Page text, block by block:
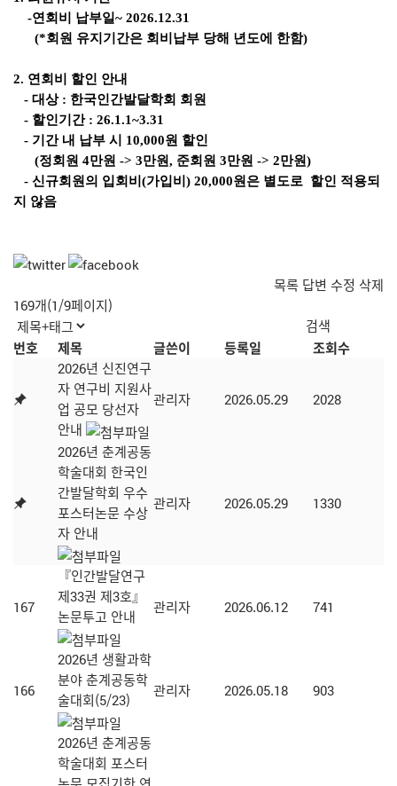
-연회비 납부일~ 2026.12.31
(*회원 유지기간은 회비납부 당해 년도에 한함)
2. 연회비 할인 안내
- 대상 : 한국인간발달학회 회원
- 할인기간 : 26.1.1~3.31
- 기간 내 납부 시 10,000원 할인
(정회원 4만원 -> 3만원, 준회원 3만원 -> 2만원)
- 신규회원의 입회비 (가입비 ) 20,000원은 별도로
할인 적용되
지 않음
목록 답변 수정 삭제
169개(1/9페이지)
번호 제목 글쓴이 등록일
조회수
2026년 신진연구
자 연구비 지원사
업 공모 당선자
안내
관리자 2026.05.29 2028
2026년 춘계공동
학술대회 한국인
간발달학회 우수
포스터논문 수상
자 안내
관리자 2026.05.29 1330
167
『인간발달연구
제33권 제3호』
논문투고 안내
관리자 2026.06.12 741
166
2026년 생활과학
분야 춘계공동학
술대회(5/23)
관리자 2026.05.18 903
2026년 춘계공동
학술대회 포스터